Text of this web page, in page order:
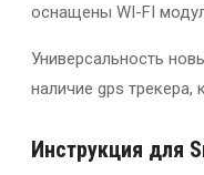
оснащены WI-FI
Универсальность
наличие gps
Инструкция для